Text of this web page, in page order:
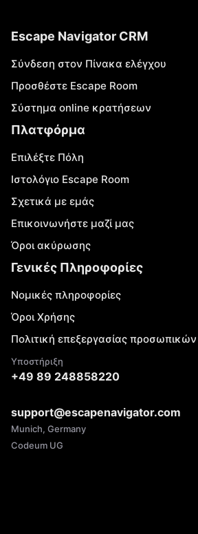
Escape Navigator CRM
Σύνδεση στον Πίνακα ελέγχου
Προσθέστε Escape Room
Σύστημα online κρατήσεων
Πλατφόρμα
Επιλέξτε Πόλη
Ιστολόγιο Escape Room
Σχετικά με εμάς
Επικοινωνήστε μαζί μας
Όροι ακύρωσης
Γενικές Πληροφορίες
Νομικές πληροφορίες
Όροι Χρήσης
Πολιτική επεξεργασίας
Υποστήριξη
+49 89 248858220
support@escapenavigator.com
Munich, Germany
Codeum UG